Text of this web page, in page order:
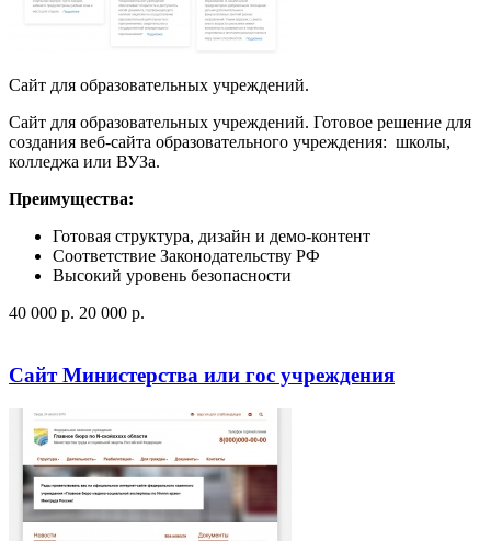
Сайт для образовательных учреждений.
Сайт для образовательных учреждений. Готовое решение для
создания веб-сайта образовательного учреждения: школы,
колледжа или ВУЗа.
Преимущества:
Готовая структура, дизайн и демо-контент
Соответствие Законодательству РФ
Высокий уровень безопасности
40 000 p. 20 000 p.
Сайт Министерства или гос учреждения